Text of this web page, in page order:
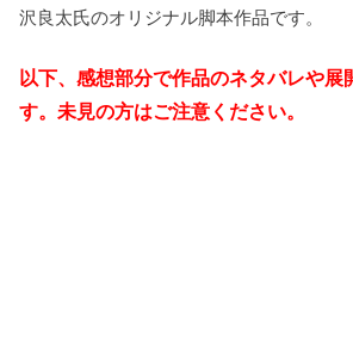
沢良太氏のオリジナル脚本作品です。
以下、感想部分で作品のネタバレや展
す。未見の方はご注意ください。